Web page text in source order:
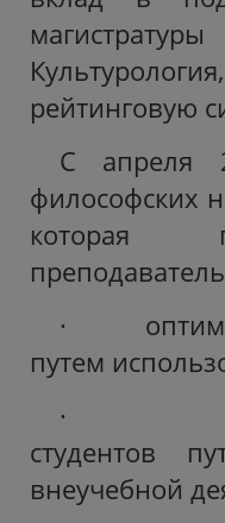
рейтинговую
С апреля
философских
которая
·
путем
·
студентов
внеучебной